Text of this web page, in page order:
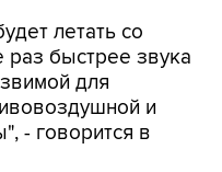
летать со
раз быстрее звука
для
и
- говорится в